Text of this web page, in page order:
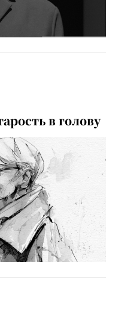
в голову